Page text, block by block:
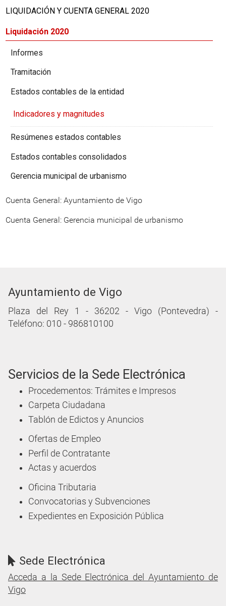
LIQUIDACIÓN Y CUENTA GENERAL 2020
Liquidación 2020
Informes
Tramitación
Estados contables de la entidad
Indicadores y magnitudes
Resúmenes estados contables
Estados contables consolidados
Gerencia municipal de urbanismo
Cuenta General: Ayuntamiento de Vigo
Cuenta General: Gerencia municipal de urbanismo
Ayuntamiento de Vigo
Plaza del Rey 1 - 36202 - Vigo (Pontevedra) -
Teléfono: 010 - 986810100
Servicios de la Sede Electrónica
Procedementos: Trámites e Impresos
Carpeta Ciudadana
Tablón de Edictos y Anuncios
Ofertas de Empleo
Perfil de Contratante
Actas y acuerdos
Oficina Tributaria
Convocatorias y Subvenciones
Expedientes en Exposición Pública
Sede Electrónica
Acceda a la Sede Electrónica del Ayuntamiento de
Vigo